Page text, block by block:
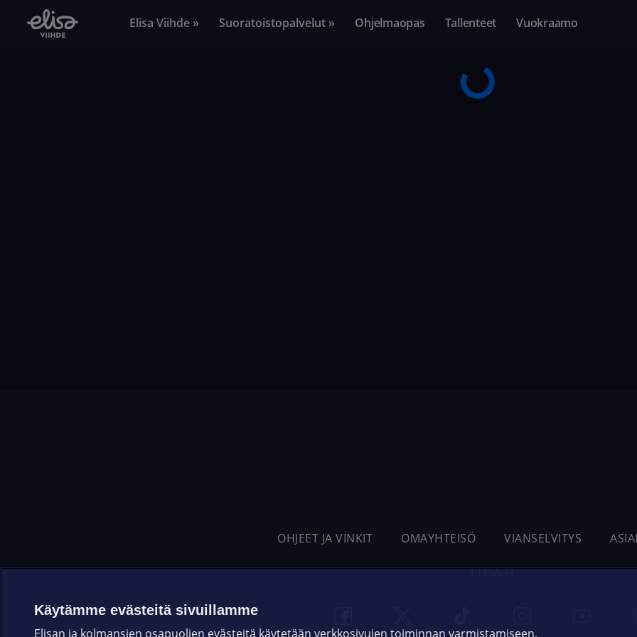
Elisa Viihde » Suoratoistopalvelut » Ohjelmaopas Tallenteet Vuokraamo
OHJEET JA VINKIT OMAYHTEISÖ VIANSELVITYS
ELISA.FI
Käytämme evästeitä sivuillamme
Elisan ja kolmansien osapuolien evästeitä käytetään verkkosivujen toiminnan varmistamiseen,